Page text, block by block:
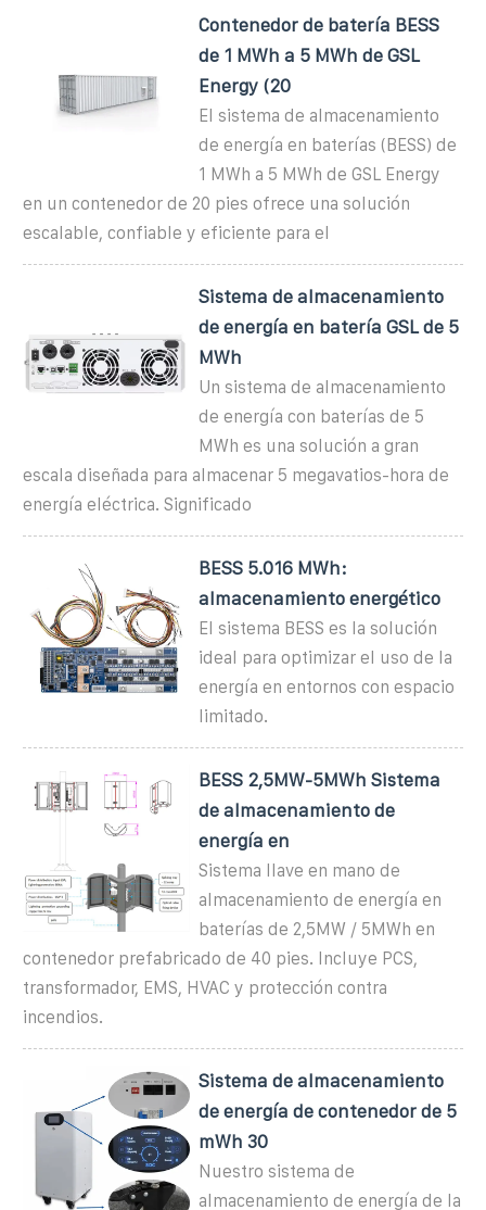
Contenedor de batería BESS
de 1 MWh a 5 MWh de GSL
Energy (20
El sistema de almacenamiento
de energía en baterías (BESS) de
1 MWh a 5 MWh de GSL Energy
en un contenedor de 20 pies ofrece una solución
escalable, confiable y eficiente para el
Sistema de almacenamiento
de energía en batería GSL de 5
MWh
Un sistema de almacenamiento
de energía con baterías de 5
MWh es una solución a gran
escala diseñada para almacenar 5 megavatios-hora de
energía eléctrica. Significado
BESS 5.016 MWh:
almacenamiento energético
El sistema BESS es la solución
ideal para optimizar el uso de la
energía en entornos con espacio
limitado.
BESS 2,5MW-5MWh Sistema
de almacenamiento de
energía en
Sistema llave en mano de
almacenamiento de energía en
baterías de 2,5MW / 5MWh en
contenedor prefabricado de 40 pies. Incluye PCS,
transformador, EMS, HVAC y protección contra
incendios.
Sistema de almacenamiento
de energía de contenedor de 5
mWh 30
Nuestro sistema de
almacenamiento de energía de la